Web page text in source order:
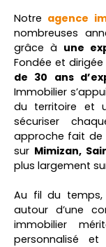
Notre agence
nombreuses
grâce à une
Fondée et
de 30 ans
Immobilier
du territoire et
sécuriser
approche fait de
sur Mimizan,
plus largement
Au fil du
autour d’une
immobilier
personnalisé